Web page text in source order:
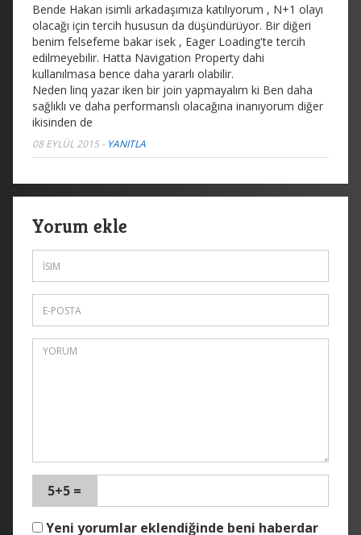
Bende Hakan isimli arkadaşımıza katılıyorum , N+1 olayı
olacağı için tercih hususun da düşündürüyor. Bir diğeri
benim felsefeme bakar isek , Eager Loading'te tercih
edilmeyebilir. Hatta Navigation Property dahi
kullanılmasa bence daha yararlı olabilir.
Neden linq yazar iken bir join yapmayalım ki Ben daha
sağlıklı ve daha performanslı olacağına inanıyorum diğer
ikisinden de
08 EYLÜL 2015- YANITLA
Yorum ekle
5+5 =
Yeni yorumlar eklendiğinde beni haberdar